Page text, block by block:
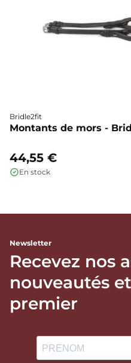
Bridle2fit
Montants de mors -
44,55 €
En stock
Newsletter
Recevez nos
nouveautés
premier